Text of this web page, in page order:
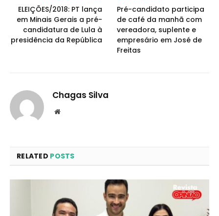
ELEIÇÕES/2018: PT lança
em Minais Gerais a pré-
candidatura de Lula à
presidência da República
Pré-candidato participa
de café da manhã com
vereadora, suplente e
empresário em José de
Freitas
Chagas Silva
Website
RELATED POSTS